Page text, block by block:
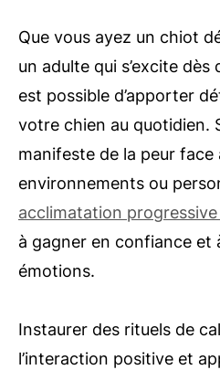
Que vous ayez un chiot
un adulte qui s’excite dès
est possible d’apporter
votre chien au quotidien.
manifeste de la peur face
environnements ou
acclimatation
à gagner en confiance et
émotions.
Instaurer des rituels de
l’interaction positive et